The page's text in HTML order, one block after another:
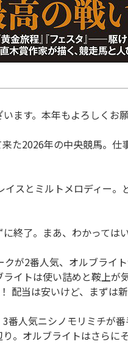
ます。本年もよろしくお願
た2026年の中央競馬。
スとミルトメロディー
終了。まあ、わかっては
が2番人気、オルブライ
ライトは使い詰めと鞍上
配当は安いけど、まずは
番人気ニシノモリミチが
。オルブライトはさらに